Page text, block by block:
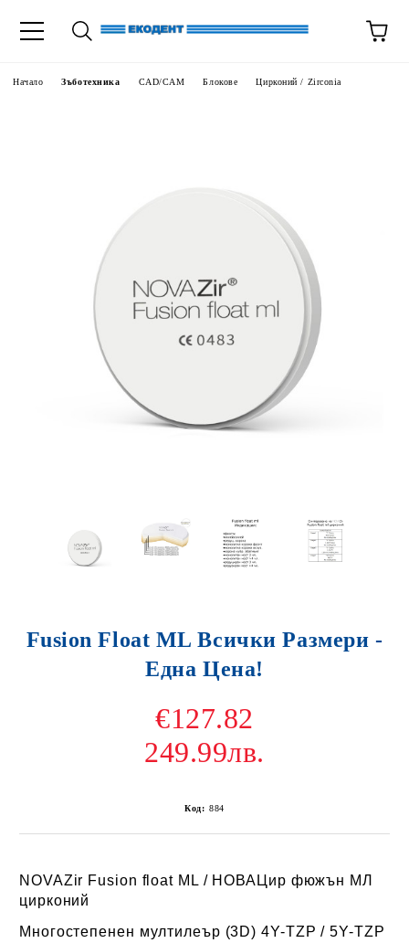
Начало Зъботехника CAD/CAM Блокове Цирконий / Zirconia
Fusion Float ML Всички Размери -
Една Цена!
€127.82
249.99лв.
Код: 884
NOVAZir Fusion float ML / НОВАЦир фюжън МЛ
цирконий
Многостепенен мултилеър (3D) 4Y-TZP / 5Y-TZP